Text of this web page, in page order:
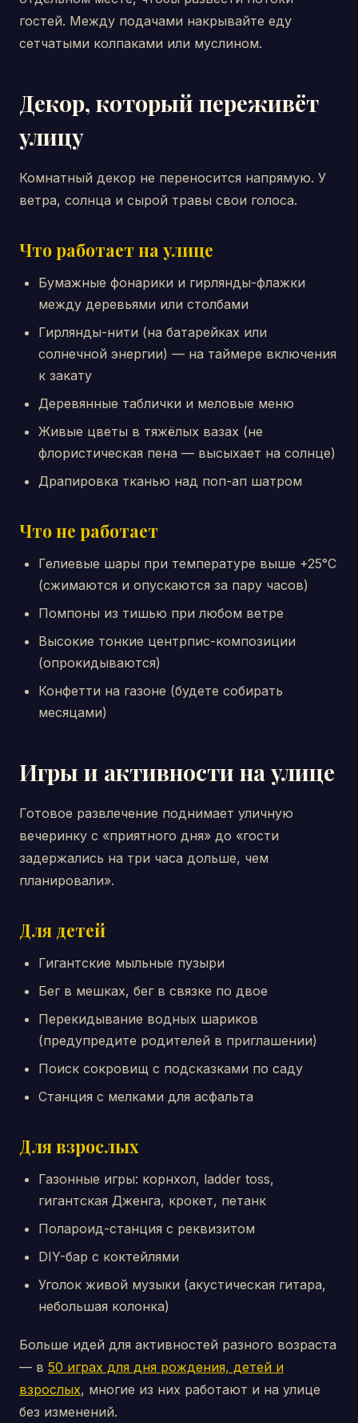
гостей. Между подачами накрывайте еду
сетчатыми колпаками или муслином.
Декор, который переживёт
улицу
Комнатный декор не переносится напрямую. У
ветра, солнца и сырой травы свои голоса.
Что работает на улице
Бумажные фонарики и гирлянды-флажки
между деревьями или столбами
Гирлянды-нити (на батарейках или
солнечной энергии) — на таймере включения
к закату
Деревянные таблички и меловые меню
Живые цветы в тяжёлых вазах (не
флористическая пена — высыхает на солнце)
Драпировка тканью над поп-ап шатром
Что не работает
Гелиевые шары при температуре выше +25°C
(сжимаются и опускаются за пару часов)
Помпоны из тишью при любом ветре
Высокие тонкие центрпис-композиции
(опрокидываются)
Конфетти на газоне (будете собирать
месяцами)
Игры и активности на улице
Готовое развлечение поднимает уличную
вечеринку с «приятного дня» до «гости
задержались на три часа дольше, чем
планировали».
Для детей
Гигантские мыльные пузыри
Бег в мешках, бег в связке по двое
Перекидывание водных шариков
(предупредите родителей в приглашении)
Поиск сокровищ с подсказками по саду
Станция с мелками для асфальта
Для взрослых
Газонные игры: корнхол, ladder toss,
гигантская Дженга, крокет, петанк
Полароид-станция с реквизитом
DIY-бар с коктейлями
Уголок живой музыки (акустическая гитара,
небольшая колонка)
Больше идей для активностей разного возраста
— в 50 играх для дня рождения, детей и
взрослых, многие из них работают и на улице
без изменений.